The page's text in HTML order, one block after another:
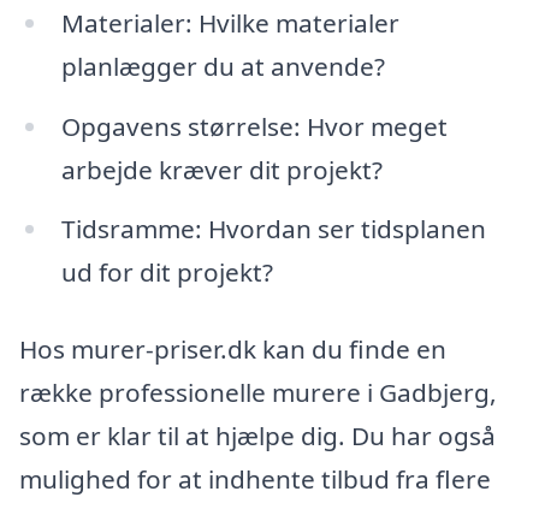
Materialer: Hvilke materialer
planlægger du at anvende?
Opgavens størrelse: Hvor meget
arbejde kræver dit projekt?
Tidsramme: Hvordan ser tidsplanen
ud for dit projekt?
Hos murer-priser.dk kan du finde en
række professionelle murere i Gadbjerg,
som er klar til at hjælpe dig. Du har også
mulighed for at indhente tilbud fra flere